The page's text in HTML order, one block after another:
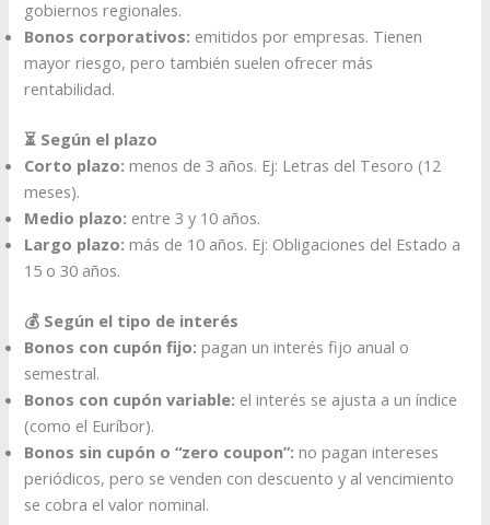
gobiernos regionales.
Bonos corporativos: emitidos por empresas. Tienen
mayor riesgo, pero también suelen ofrecer más
rentabilidad.
⏳ Según el plazo
Corto plazo: menos de 3 años. Ej: Letras del Tesoro (12
meses).
Medio plazo: entre 3 y 10 años.
Largo plazo: más de 10 años. Ej: Obligaciones del Estado a
15 o 30 años.
💰 Según el tipo de interés
Bonos con cupón fijo: pagan un interés fijo anual o
semestral.
Bonos con cupón variable: el interés se ajusta a un índice
(como el Euríbor).
Bonos sin cupón o “zero coupon”: no pagan intereses
periódicos, pero se venden con descuento y al vencimiento
se cobra el valor nominal.